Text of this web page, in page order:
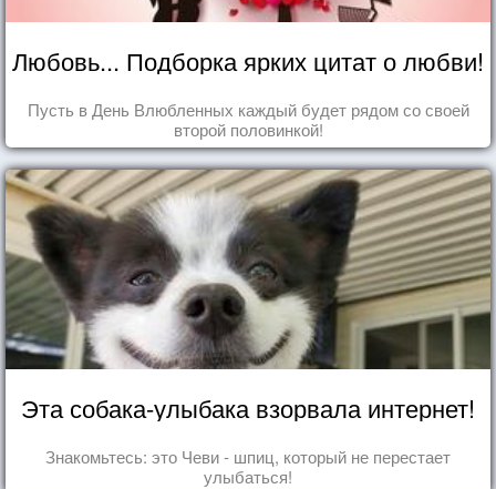
Любовь... Подборка ярких цитат о любви!
Пусть в День Влюбленных каждый будет рядом со своей
второй половинкой!
Эта собака-улыбака взорвала интернет!
Знакомьтесь: это Чеви - шпиц, который не перестает
улыбаться!